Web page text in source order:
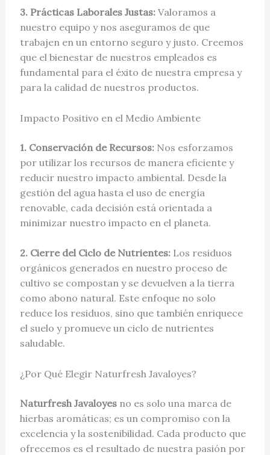
3. Prácticas Laborales Justas:Valoramos a
nuestro equipo y nos aseguramos de que
trabajen en un entorno seguro y justo. Creemos
que el bienestar de nuestros empleados es
fundamental para el éxito de nuestra empresa y
para la calidad de nuestros productos.
Impacto Positivo en el Medio Ambiente
1. Conservación de Recursos:Nos esforzamos
por utilizar los recursos de manera eficiente y
reducir nuestro impacto ambiental. Desde la
gestión del agua hasta el uso de energía
renovable, cada decisión está orientada a
minimizar nuestro impacto en el planeta.
2. Cierre del Ciclo de Nutrientes:Los residuos
orgánicos generados en nuestro proceso de
cultivo se compostan y se devuelven a la tierra
como abono natural. Este enfoque no solo
reduce los residuos, sino que también enriquece
el suelo y promueve un ciclo de nutrientes
saludable.
¿Por Qué Elegir Naturfresh Javaloyes?
Naturfresh Javaloyesno es solo una marca de
hierbas aromáticas; es un compromiso con la
excelencia y la sostenibilidad. Cada producto que
ofrecemos es el resultado de nuestra pasión por